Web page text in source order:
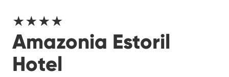
★★★★
Amazonia Estoril
Hotel